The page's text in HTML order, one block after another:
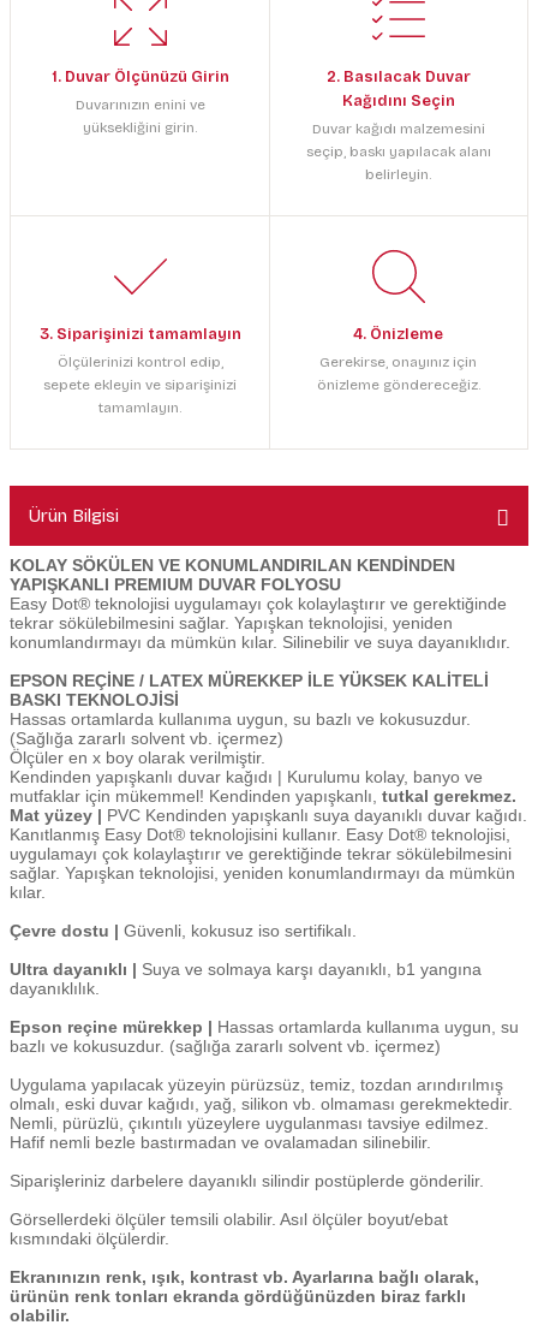
1. Duvar Ölçünüzü Girin
Duvarınızın enini ve
yüksekliğini girin.
2. Basılacak Duvar
Kağıdını Seçin
Duvar kağıdı malzemesini
seçip, baskı yapılacak alanı
belirleyin.
3. Siparişinizi tamamlayın
Ölçülerinizi kontrol edip,
sepete ekleyin ve siparişinizi
tamamlayın.
4. Önizleme
Gerekirse, onayınız için
önizleme göndereceğiz.
Ürün Bilgisi
KOLAY SÖKÜLEN VE KONUMLANDIRILAN KENDİNDEN
YAPIŞKANLI PREMIUM DUVAR FOLYOSU
Easy Dot® teknolojisi uygulamayı çok kolaylaştırır ve gerektiğinde
tekrar sökülebilmesini sağlar. Yapışkan teknolojisi, yeniden
konumlandırmayı da mümkün kılar. Silinebilir ve suya dayanıklıdır.
EPSON REÇİNE / LATEX MÜREKKEP İLE YÜKSEK KALİTELİ
BASKI TEKNOLOJİSİ
Hassas ortamlarda kullanıma uygun, su bazlı ve kokusuzdur.
(Sağlığa zararlı solvent vb. içermez)
Ölçüler en x boy olarak verilmiştir.
Kendinden yapışkanlı duvar kağıdı | Kurulumu kolay, banyo ve
mutfaklar için mükemmel! Kendinden yapışkanlı, tutkal gerekmez.
Mat yüzey | PVC Kendinden yapışkanlı suya dayanıklı duvar kağıdı.
Kanıtlanmış Easy Dot® teknolojisini kullanır. Easy Dot® teknolojisi,
uygulamayı çok kolaylaştırır ve gerektiğinde tekrar sökülebilmesini
sağlar. Yapışkan teknolojisi, yeniden konumlandırmayı da mümkün
kılar.
Çevre dostu | Güvenli, kokusuz iso sertifikalı.
Ultra dayanıklı | Suya ve solmaya karşı dayanıklı, b1 yangına
dayanıklılık.
Epson reçine mürekkep | Hassas ortamlarda kullanıma uygun, su
bazlı ve kokusuzdur. (sağlığa zararlı solvent vb. içermez)
Uygulama yapılacak yüzeyin pürüzsüz, temiz, tozdan arındırılmış
olmalı, eski duvar kağıdı, yağ, silikon vb. olmaması gerekmektedir.
Nemli, pürüzlü, çıkıntılı yüzeylere uygulanması tavsiye edilmez.
Hafif nemli bezle bastırmadan ve ovalamadan silinebilir.
Siparişleriniz darbelere dayanıklı silindir postüplerde gönderilir.
Görsellerdeki ölçüler temsili olabilir. Asıl ölçüler boyut/ebat
kısmındaki ölçülerdir.
Ekranınızın renk, ışık, kontrast vb. Ayarlarına bağlı olarak,
ürünün renk tonları ekranda gördüğünüzden biraz farklı
olabilir.